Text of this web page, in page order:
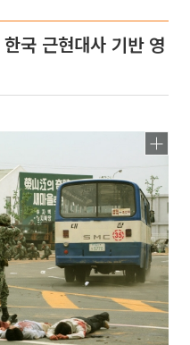
국 근현대사 기반 영